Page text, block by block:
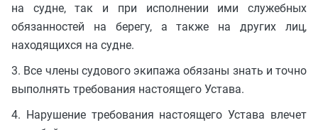
на судне, так и при исполнении ими служебных
обязанностей на берегу, а также на других лиц,
находящихся на судне.
3. Все члены судового экипажа обязаны знать и точно
выполнять требования настоящего Устава.
4. Нарушение требования настоящего Устава влечет